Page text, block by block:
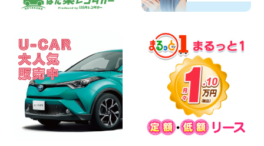
2026三河安城店お盆休みご連絡 愛知県
☆ お盆特別乗り放題プラン ☆ 埼玉県 杉
戸店
100円レンタカー 杉戸
2026年08月07日
佐渡でのドライブは安全第一!交通事故に
ご注意ください 新潟県 佐渡空港店
100円レンタカー 佐渡空港
2026年08月07日